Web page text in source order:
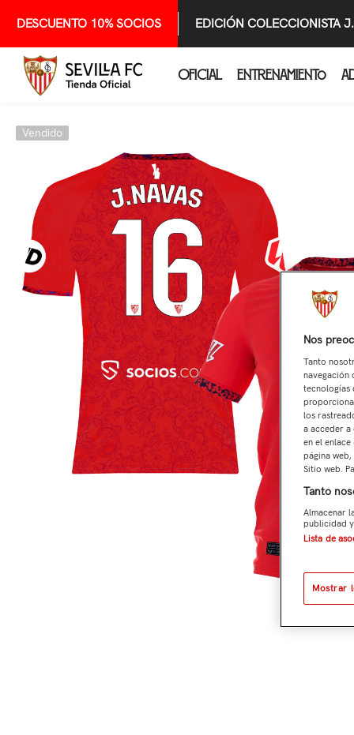
DESCUENTO 10% SOCIOS EDICIÓN COLECCIONISTA
OFICIAL ENTRENAMIENTO
Vendido
Nos
Tanto
navegación
tecnologías
los
a acceder a
en el
página
Sitio web.
Tanto
Almacenar
publicidad
Lista de
Mostrar